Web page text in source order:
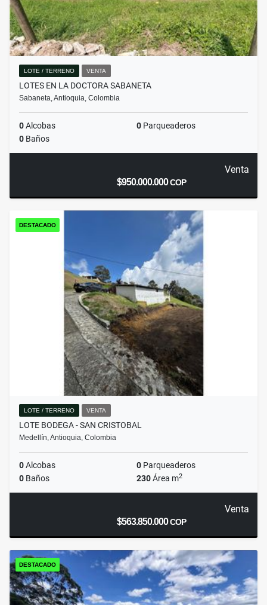
LOTE / TERRENO VENTA
LOTES EN LA DOCTORA SABANETA
Sabaneta, Antioquia, Colombia
0Alcobas 0 Parqueaderos
0 Baños
Venta
$950.000.000COP
DESTACADO
LOTE / TERRENO VENTA
LOTE BODEGA - SAN CRISTOBAL
Medellín, Antioquia, Colombia
0Alcobas 0 Parqueaderos
0 Baños 230Área m2
Venta
$563.850.000COP
DESTACADO